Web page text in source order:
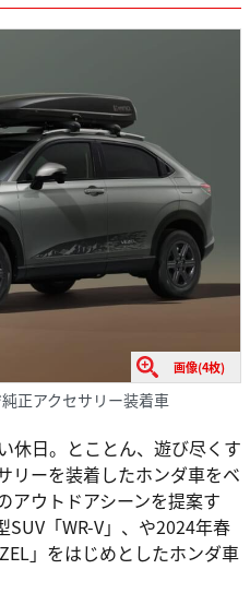
画像(4枚)
正アクセサリー装着車
休日。とことん、遊び尽くす
リーを装着したホンダ車をベ
アウトドアシーンを提案す
「WR-V」、や2024年春
」をはじめとしたホンダ車